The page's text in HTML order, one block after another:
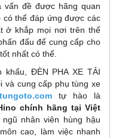
vấn đề được hãng quan
có thể đáp ứng được các
ở khắp mọi nơi trên thế
đấu để cung cấp cho
nhất có thể.
khẩu, ĐÈN PHA XE TẢI
và cung cấp phụ tùng xe
tự hào là
chính hãng tại Việt
nhân viên hùng hậu
cao, làm việc nhanh